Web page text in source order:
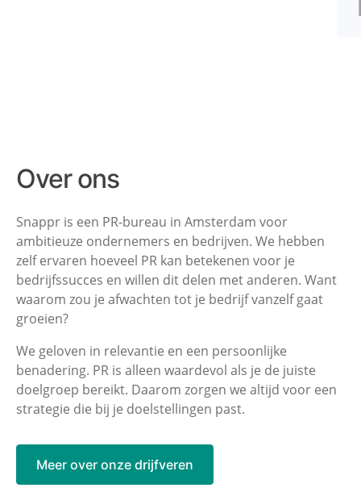
Over ons
Snappr is een PR-bureau in Amsterdam voor
ambitieuze ondernemers en bedrijven. We hebben
zelf ervaren hoeveel PR kan betekenen voor je
bedrijfssucces en willen dit delen met anderen. Want
waarom zou je afwachten tot je bedrijf vanzelf gaat
groeien?
We geloven in relevantie en een persoonlijke
benadering. PR is alleen waardevol als je de juiste
doelgroep bereikt. Daarom zorgen we altijd voor een
strategie die bij je doelstellingen past.
Meer over onze drijfveren